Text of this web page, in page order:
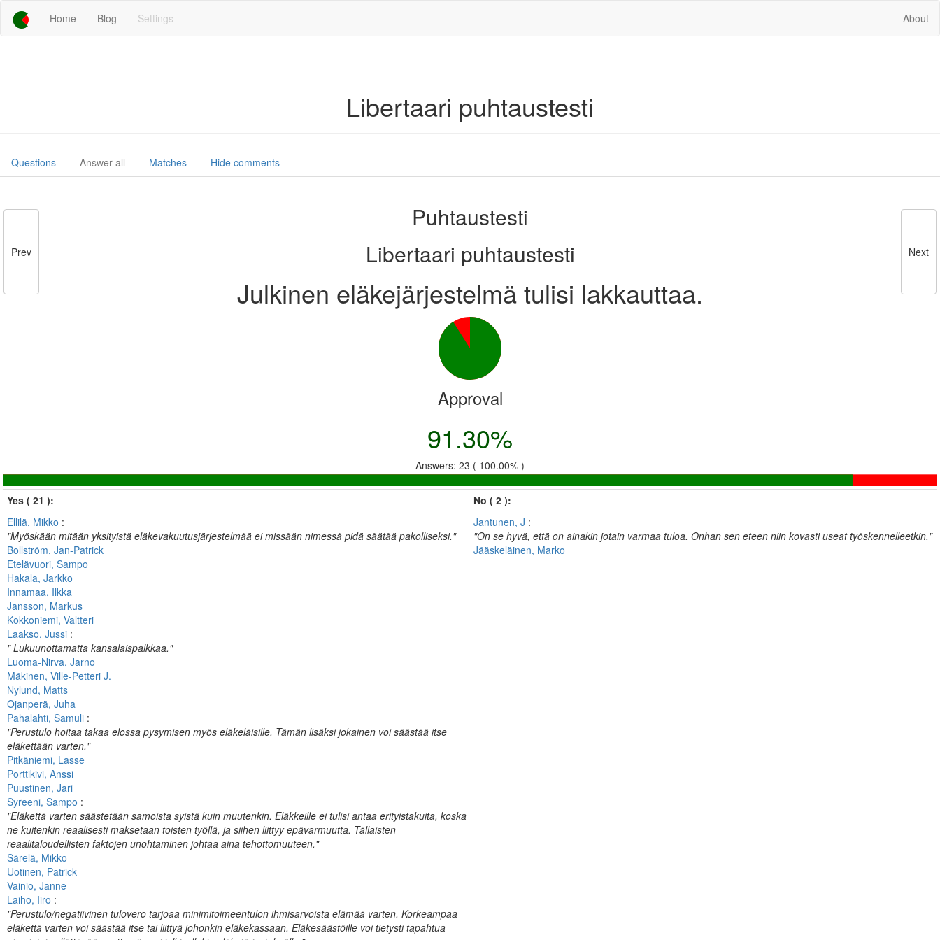
Home Blog Settings About
Libertaari puhtaustesti
Questions Answer all Matches Hide comments
Prev
Puhtaustesti
Libertaari puhtaustesti
Julkinen eläkejärjestelmä tulisi lakkauttaa.
Next
Approval
91.30%
Answers: 23 ( 100.00% )
Yes ( 21 ):
No ( 2 ):
Ellilä, Mikko :
"Myöskään mitään yksityistä eläkevakuutusjärjestelmää ei missään nimessä pidä säätää pakolliseksi."
Bollström, Jan-Patrick
Etelävuori, Sampo
Hakala, Jarkko
Innamaa, Ilkka
Jansson, Markus
Kokkoniemi, Valtteri
Laakso, Jussi :
" Lukuunottamatta kansalaispalkkaa."
Luoma-Nirva, Jarno
Mäkinen, Ville-Petteri J.
Nylund, Matts
Ojanperä, Juha
Pahalahti, Samuli :
"Perustulo hoitaa takaa elossa pysymisen myös eläkeläisille. Tämän lisäksi jokainen voi säästää itse
eläkettään varten."
Pitkäniemi, Lasse
Porttikivi, Anssi
Puustinen, Jari
Syreeni, Sampo :
"Eläkettä varten säästetään samoista syistä kuin muutenkin. Eläkkeille ei tulisi antaa erityistakuita, koska
ne kuitenkin reaalisesti maksetaan toisten työllä, ja siihen liittyy epävarmuutta. Tällaisten
reaalitaloudellisten faktojen unohtaminen johtaa aina tehottomuuteen."
Särelä, Mikko
Uotinen, Patrick
Vainio, Janne
Laiho, Iiro :
"Perustulo/negatiivinen tulovero tarjoaa minimitoimeentulon ihmisarvoista elämää varten. Korkeampaa
eläkettä varten voi säästää itse tai liittyä johonkin eläkekassaan. Eläkesäästöille voi tietysti tapahtua
Jantunen, J :
"On se hyvä, että on ainakin jotain varmaa tuloa. Onhan sen eteen niin kovasti useat työskennelleetkin."
Jääskeläinen, Marko